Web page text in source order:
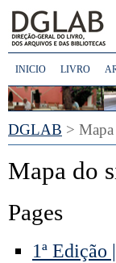
INICIO LIVRO
DGLAB >
Mapa do
Pages
1ª Edição